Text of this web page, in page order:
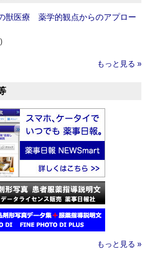
獣医療 薬学的観点からのアプロー
もっと見る »
もっと見る »